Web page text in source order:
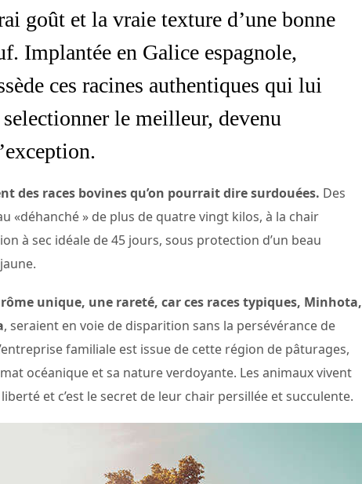
goût et la vraie texture d’une bonne
Implantée en Galice espagnole,
ces racines authentiques qui lui
le meilleur, devenu
des races bovines qu’on pourrait dire surdouées. Des
«déhanché » de plus de quatre vingt kilos, à la chair
à sec idéale de 45 jours, sous protection d’un beau
unique, une rareté, car ces races typiques, Minhota,
, seraient en voie de disparition sans la persévérance de
familiale est issue de cette région de pâturages,
océanique et sa nature verdoyante. Les animaux vivent
et c’est le secret de leur chair persillée et succulente.